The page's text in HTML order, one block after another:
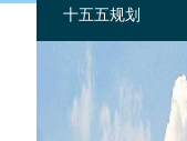
十五五规划